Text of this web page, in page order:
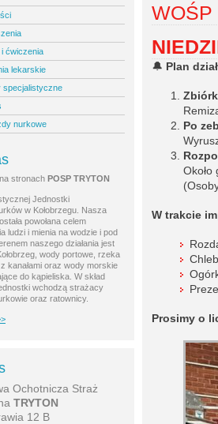
ćwiczenia
lekarskie
specjalistyczne
nurkowe
stronach POSP TRYTON
Jednostki
w Kołobrzegu. Nasza
powołana celem
ludzi i mienia na wodzie i pod
naszego działania jest
wody portowe, rzeka
kanałami oraz wody morskie
do kąpieliska. W skład
wchodzą strażacy
oraz ratownicy.
Ochotnicza Straż
TRYTON
12 B
WOŚP
🔔 Plan
Po
W trakcie
Prosimy o